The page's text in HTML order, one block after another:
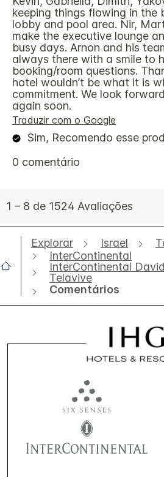
Explorar Israel
InterContinental
InterContinental David
Telavive
Comentários